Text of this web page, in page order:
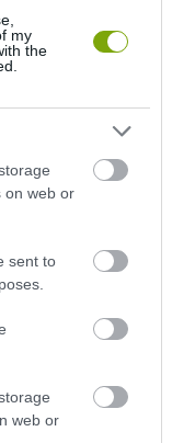
my
the
on web or
sent to
web or
ISMERETLEN
MUTATTA MEG
06
MI EZ A LÁTHATATLAN
ÉS MI TÖRTÉNIK